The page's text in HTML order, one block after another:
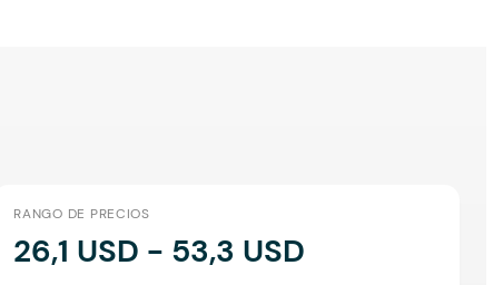
RANGO DE PRECIOS
26,1 USD - 53,3 USD